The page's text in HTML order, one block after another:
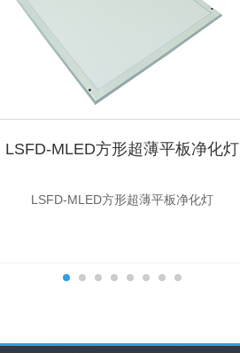
LSFD-MLED方形超薄平板净化灯
LSFD-MLED方形超薄平板净化灯